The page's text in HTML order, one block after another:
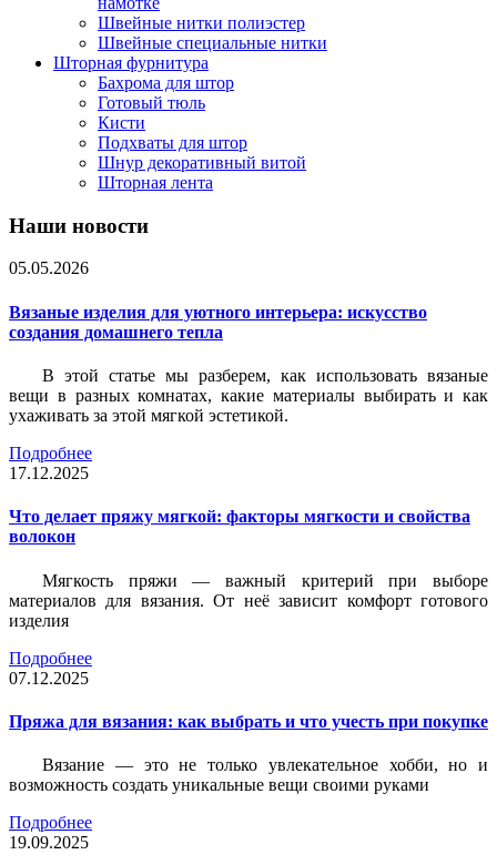
Швейные нитки полиэстер
Швейные специальные нитки
Шторная фурнитура
Бахрома для штор
Готовый тюль
Кисти
Подхваты для штор
Шнур декоративный витой
Шторная лента
Наши новости
05.05.2026
Вязаные изделия для уютного интерьера: искусство
создания домашнего тепла
В этой статье мы разберем, как использовать вязаные
вещи в разных комнатах, какие материалы выбирать и как
ухаживать за этой мягкой эстетикой.
Подробнее
17.12.2025
Что делает пряжу мягкой: факторы мягкости и свойства
волокон
Мягкость пряжи — важный критерий при выборе
материалов для вязания. От неё зависит комфорт готового
изделия
Подробнее
07.12.2025
Пряжа для вязания: как выбрать и что учесть при покупке
Вязание — это не только увлекательное хобби, но и
возможность создать уникальные вещи своими руками
Подробнее
19.09.2025